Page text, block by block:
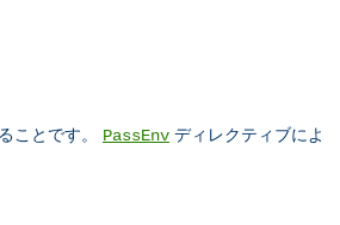
ことです。 PassEnv ディレクティブによ